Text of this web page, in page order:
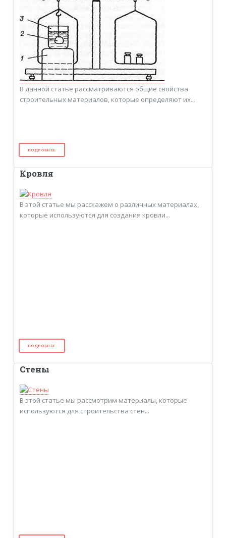
В данной статье рассматриваются общие свойства
строительных материалов, которые определяют их...
ПОДРОБНЕЕ
Кровля
В этой статье мы расскажем о различных материалах,
которые используются для создания кровли...
ПОДРОБНЕЕ
Стены
В этой статье мы рассмотрим материалы, которые
используются для строительства стен...